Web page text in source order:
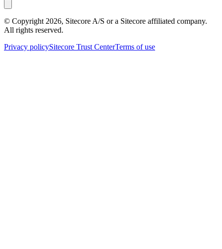
© Copyright 2026, Sitecore A/S or a Sitecore affiliated company.
All rights reserved.
Privacy policySitecore Trust CenterTerms of use